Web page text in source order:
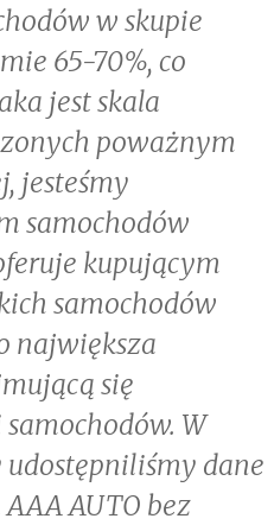
w skupie
65-70%, co
jest skala
poważnym
jesteśmy
samochodów
kupującym
samochodów
największa
się
W
udostępniliśmy dane
AUTO bez